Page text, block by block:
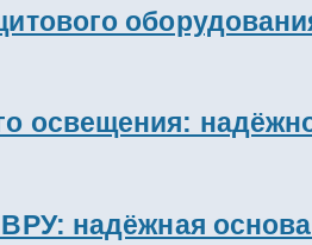
освещения:
надёжная